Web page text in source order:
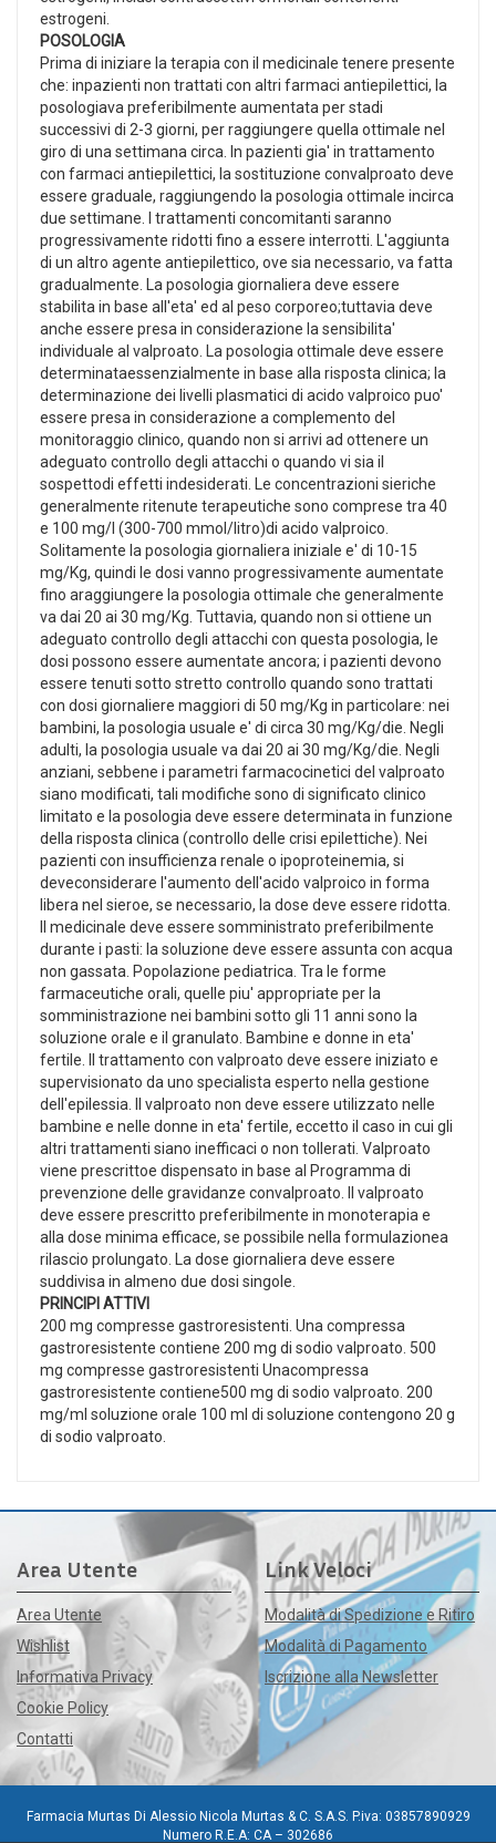
estrogeni.
POSOLOGIA
Prima di iniziare la terapia con il medicinale tenere presente
che: inpazienti non trattati con altri farmaci antiepilettici, la
posologiava preferibilmente aumentata per stadi
successivi di 2-3 giorni, per raggiungere quella ottimale nel
giro di una settimana circa. In pazienti gia' in trattamento
con farmaci antiepilettici, la sostituzione convalproato deve
essere graduale, raggiungendo la posologia ottimale incirca
due settimane. I trattamenti concomitanti saranno
progressivamente ridotti fino a essere interrotti. L'aggiunta
di un altro agente antiepilettico, ove sia necessario, va fatta
gradualmente. La posologia giornaliera deve essere
stabilita in base all'eta' ed al peso corporeo;tuttavia deve
anche essere presa in considerazione la sensibilita'
individuale al valproato. La posologia ottimale deve essere
determinataessenzialmente in base alla risposta clinica; la
determinazione dei livelli plasmatici di acido valproico puo'
essere presa in considerazione a complemento del
monitoraggio clinico, quando non si arrivi ad ottenere un
adeguato controllo degli attacchi o quando vi sia il
sospettodi effetti indesiderati. Le concentrazioni sieriche
generalmente ritenute terapeutiche sono comprese tra 40
e 100 mg/l (300-700 mmol/litro)di acido valproico.
Solitamente la posologia giornaliera iniziale e' di 10-15
mg/Kg, quindi le dosi vanno progressivamente aumentate
fino araggiungere la posologia ottimale che generalmente
va dai 20 ai 30 mg/Kg. Tuttavia, quando non si ottiene un
adeguato controllo degli attacchi con questa posologia, le
dosi possono essere aumentate ancora; i pazienti devono
essere tenuti sotto stretto controllo quando sono trattati
con dosi giornaliere maggiori di 50 mg/Kg in particolare: nei
bambini, la posologia usuale e' di circa 30 mg/Kg/die. Negli
adulti, la posologia usuale va dai 20 ai 30 mg/Kg/die. Negli
anziani, sebbene i parametri farmacocinetici del valproato
siano modificati, tali modifiche sono di significato clinico
limitato e la posologia deve essere determinata in funzione
della risposta clinica (controllo delle crisi epilettiche). Nei
pazienti con insufficienza renale o ipoproteinemia, si
deveconsiderare l'aumento dell'acido valproico in forma
libera nel sieroe, se necessario, la dose deve essere ridotta.
Il medicinale deve essere somministrato preferibilmente
durante i pasti: la soluzione deve essere assunta con acqua
non gassata. Popolazione pediatrica. Tra le forme
farmaceutiche orali, quelle piu' appropriate per la
somministrazione nei bambini sotto gli 11 anni sono la
soluzione orale e il granulato. Bambine e donne in eta'
fertile. Il trattamento con valproato deve essere iniziato e
supervisionato da uno specialista esperto nella gestione
dell'epilessia. Il valproato non deve essere utilizzato nelle
bambine e nelle donne in eta' fertile, eccetto il caso in cui gli
altri trattamenti siano inefficaci o non tollerati. Valproato
viene prescrittoe dispensato in base al Programma di
prevenzione delle gravidanze convalproato. Il valproato
deve essere prescritto preferibilmente in monoterapia e
alla dose minima efficace, se possibile nella formulazionea
rilascio prolungato. La dose giornaliera deve essere
suddivisa in almeno due dosi singole.
PRINCIPI ATTIVI
200 mg compresse gastroresistenti. Una compressa
gastroresistente contiene 200 mg di sodio valproato. 500
mg compresse gastroresistenti Unacompressa
gastroresistente contiene500 mg di sodio valproato. 200
mg/ml soluzione orale 100 ml di soluzione contengono 20 g
di sodio valproato.
Area Utente
Area Utente
Wishlist
Informativa Privacy
Cookie Policy
Contatti
Link Veloci
Modalità di Spedizione e Ritiro
Modalità di Pagamento
Iscrizione alla Newsletter
Farmacia Murtas Di Alessio Nicola Murtas & C. S.A.S. P.iva: 03857890929
Numero R.E.A: CA – 302686